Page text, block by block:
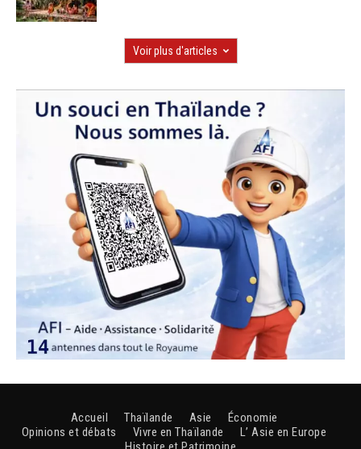
Voir plus d'articles
Accueil Thaïlande Asie
Économie
Opinions et débats
Vivre en Thaïlande
L’ Asie en Europe